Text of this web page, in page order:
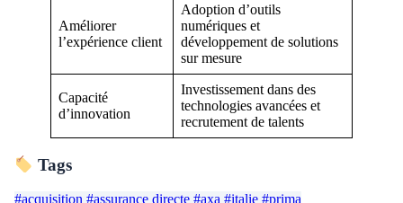
Améliorer
l’expérience client
Adoption d’outils
numériques et
développement de solutions
sur mesure
Capacité
d’innovation
Investissement dans des
technologies avancées et
recrutement de talents
Tags
#acquisition #assurance directe #axa #italie #prima